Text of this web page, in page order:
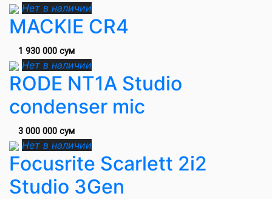
Нет в наличии
MACKIE CR4
1 930 000 сум
Нет в наличии
RODE NT1A Studio
condenser mic
3 000 000 сум
Нет в наличии
Focusrite Scarlett 2i2
Studio 3Gen